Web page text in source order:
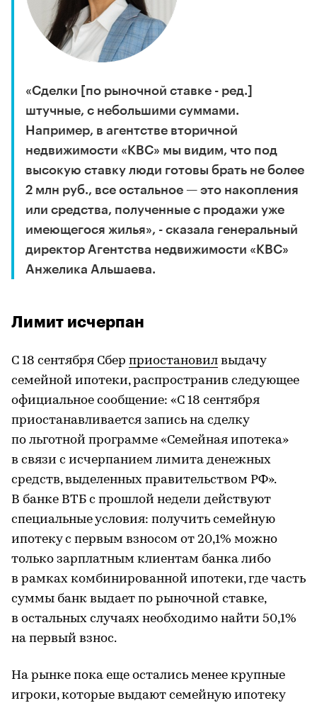
«Сделки [по рыночной ставке - ред.]
штучные, с небольшими суммами.
Например, в агентстве вторичной
недвижимости «КВС» мы видим, что под
высокую ставку люди готовы брать не более
2 млн руб., все остальное — это накопления
или средства, полученные с продажи уже
имеющегося жилья», - сказала генеральный
директор Агентства недвижимости «КВС»
Анжелика Альшаева.
Лимит исчерпан
С 18 сентября Сбер приостановил выдачу
семейной ипотеки, распространив следующее
официальное сообщение: «С 18 сентября
приостанавливается запись на сделку
по льготной программе «Семейная ипотека»
в связи с исчерпанием лимита денежных
средств, выделенных правительством РФ».
В банке ВТБ с прошлой недели действуют
специальные условия: получить семейную
ипотеку с первым взносом от 20,1% можно
только зарплатным клиентам банка либо
в рамках комбинированной ипотеки, где часть
суммы банк выдает по рыночной ставке,
в остальных случаях необходимо найти 50,1%
на первый взнос.
На рынке пока еще остались менее крупные
игроки, которые выдают семейную ипотеку